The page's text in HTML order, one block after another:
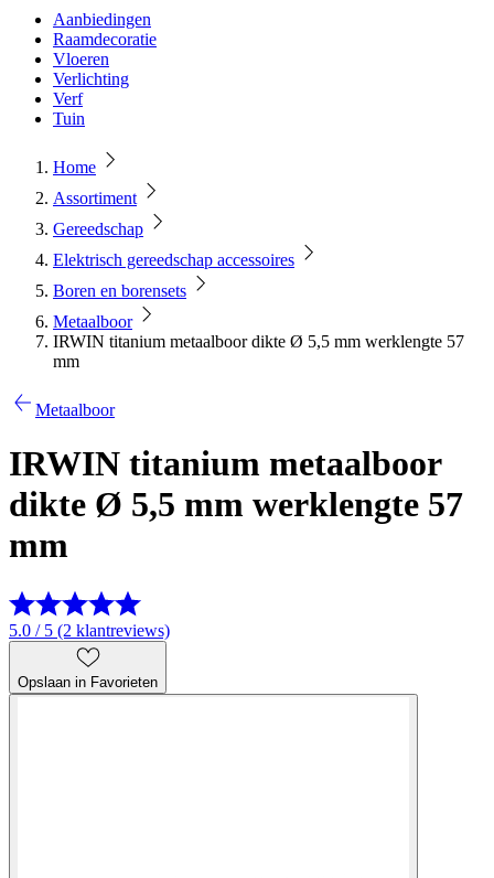
Aanbiedingen
Raamdecoratie
Vloeren
Verlichting
Verf
Tuin
Home
Assortiment
Gereedschap
Elektrisch gereedschap accessoires
Boren en borensets
Metaalboor
IRWIN titanium metaalboor dikte Ø 5,5 mm werklengte 57
mm
Metaalboor
IRWIN titanium metaalboor
dikte Ø 5,5 mm werklengte 57
mm
5.0 / 5 (2 klantreviews)
Opslaan in Favorieten